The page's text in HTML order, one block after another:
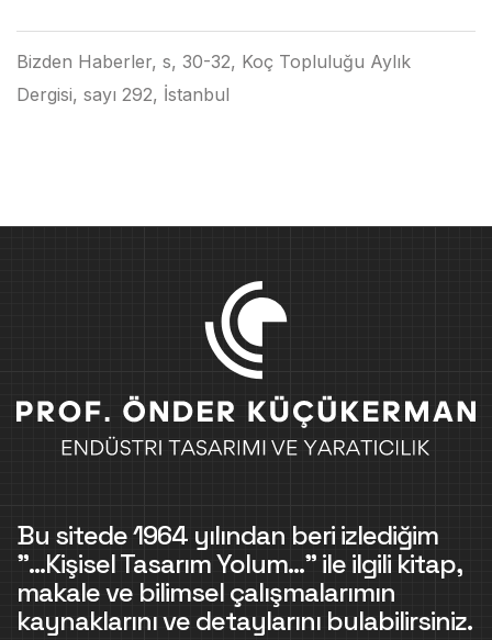
Bizden Haberler, s, 30-32, Koç Topluluğu Aylık
Dergisi, sayı 292, İstanbul
Bu sitede 1964 yılından beri izlediğim
"...Kişisel Tasarım Yolum..." ile ilgili kitap,
makale ve bilimsel çalışmalarımın
kaynaklarını ve detaylarını bulabilirsiniz.